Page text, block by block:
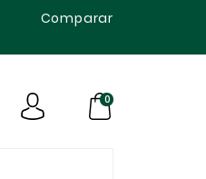
Comparar
0